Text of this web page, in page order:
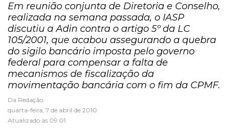
Em reunião conjunta de Diretoria e Conselho,
realizada na semana passada, o IASP
discutiu a Adin contra o artigo 5º da LC
105/2001, que acabou assegurando a quebra
do sigilo bancário imposta pelo governo
federal para compensar a falta de
mecanismos de fiscalização da
movimentação bancária com o fim da CPMF.
Da Redação
quarta-feira, 7 de abril de 2010
Atualizado às 09:01